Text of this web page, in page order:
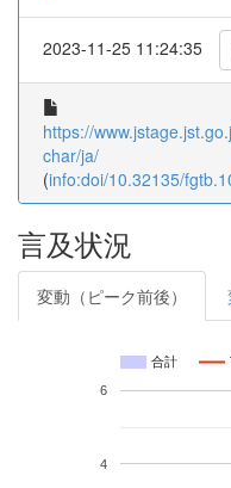
2023-11-25 11:24:35
https://
char/ja/
(info:doi/10.32135/
言及状況
変動（ピーク前後）
合計
4
6